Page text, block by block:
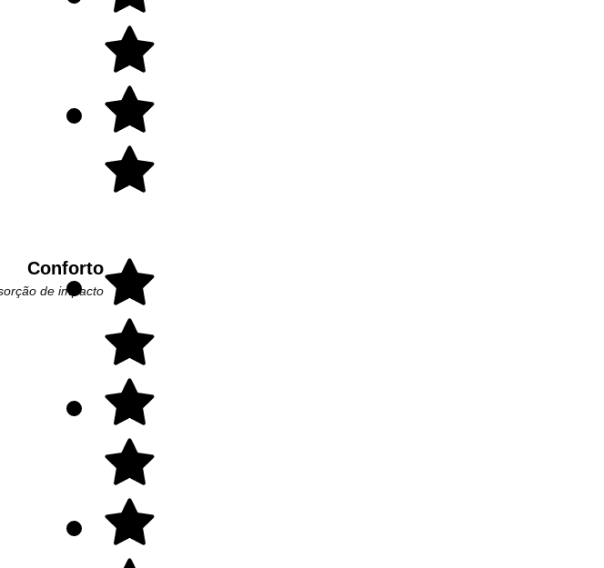
Conforto
de impacto